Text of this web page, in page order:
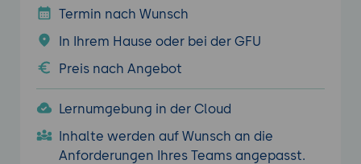
Termin nach Wunsch
In Ihrem Hause oder bei der GFU
Preis nach Angebot
Lernumgebung in der Cloud
Inhalte werden auf Wunsch an die
Anforderungen Ihres Teams angepasst.